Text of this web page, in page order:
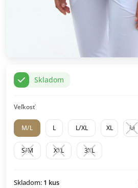
Skladom
Veľkosť
M/L L L/XL XL M
S/M XXL 3XL
Skladom: 1 kus